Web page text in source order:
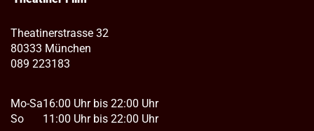
Theatinerstrasse 32
80333 München
089 223183
Mo-Sa
So
16:00 Uhr bis 22:00 Uhr
11:00 Uhr bis 22:00 Uhr